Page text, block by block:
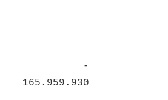
-
165.959.930